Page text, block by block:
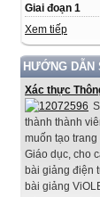
Giai đoạn 1
Xem tiếp
HƯỚNG DẪN
Xác thực
thành thành
muốn tạo
Giáo dục, cho
bài giảng điện
bài giảng